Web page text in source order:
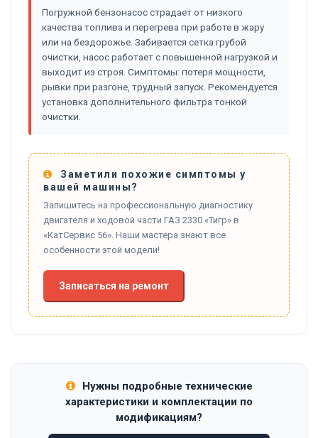
Погружной бензонасос страдает от низкого
качества топлива и перегрева при работе в жару
или на бездорожье. Забивается сетка грубой
очистки, насос работает с повышенной нагрузкой и
выходит из строя. Симптомы: потеря мощности,
рывки при разгоне, трудный запуск. Рекомендуется
установка дополнительного фильтра тонкой
очистки.
Заметили похожие симптомы у
вашей машины?
Запишитесь на профессиональную диагностику
двигателя и ходовой части ГАЗ 2330 «Тигр» в
«КатСервис 56». Наши мастера знают все
особенности этой модели!
Записаться на ремонт
Нужны подробные технические
характеристики и комплектации по
модификациям?